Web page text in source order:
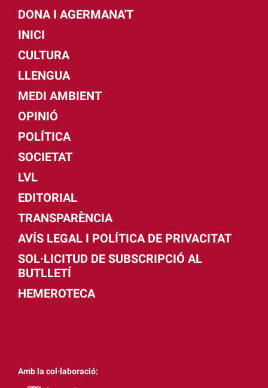
DONA I AGERMANA'T
INICI
CULTURA
LLENGUA
MEDI AMBIENT
OPINIÓ
POLÍTICA
SOCIETAT
LVL
EDITORIAL
TRANSPARÈNCIA
AVÍS LEGAL I POLÍTICA DE PRIVACITAT
SOL·LICITUD DE SUBSCRIPCIÓ AL
BUTLLETÍ
HEMEROTECA
Amb la col·laboració: